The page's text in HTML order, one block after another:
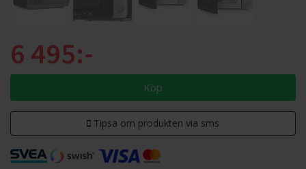
6 495:-
Köp
Tipsa om produkten via sms